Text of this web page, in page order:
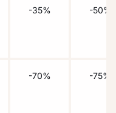
-35%
-70%
-50%
-75%